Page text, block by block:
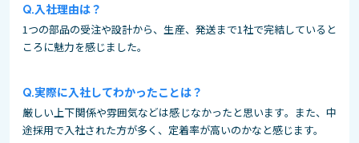
入社理由は？
1つの部品の受注や設計から、生産、発送まで1社で完結していると
ころに魅力を感じました。
実際に入社してわかったことは？
厳しい上下関係や雰囲気などは感じなかったと思います。また、中
途採用で入社された方が多く、定着率が高いのかなと感じます。